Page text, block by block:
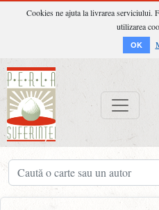
Cookies ne ajuta la livrarea serviciului.
utilizarea
OK